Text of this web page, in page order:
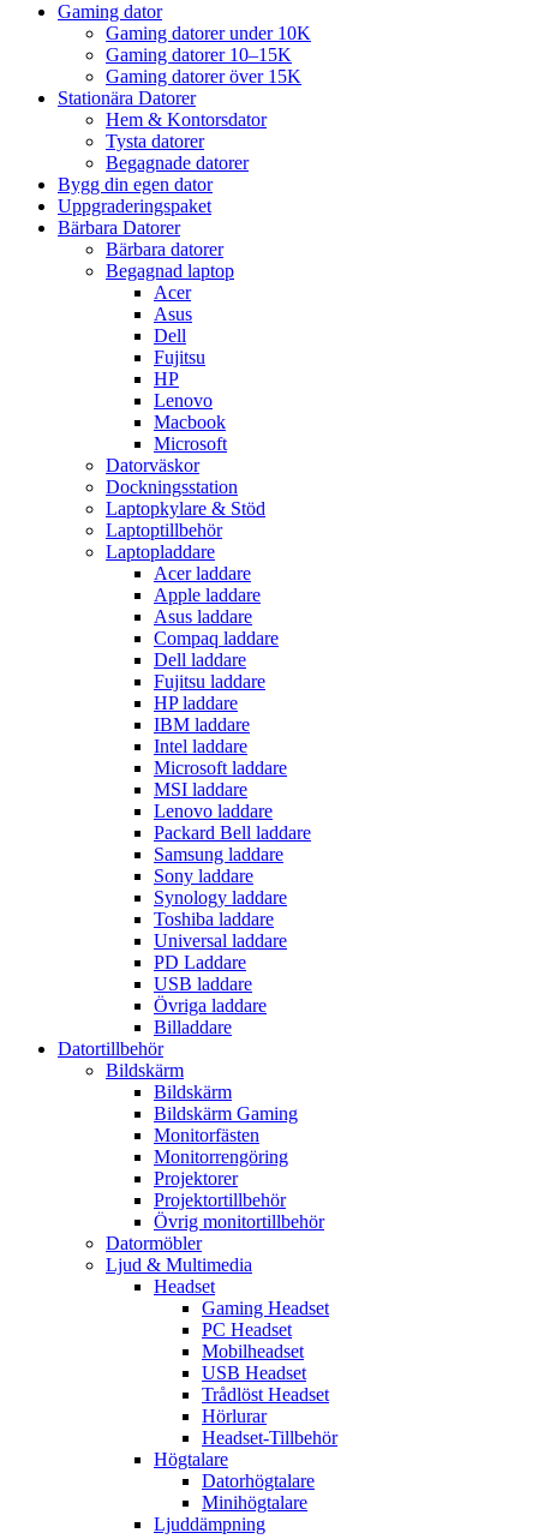
Gaming dator
Gaming datorer under 10K
Gaming datorer 10–15K
Gaming datorer över 15K
Stationära Datorer
Hem & Kontorsdator
Tysta datorer
Begagnade datorer
Bygg din egen dator
Uppgraderingspaket
Bärbara Datorer
Bärbara datorer
Begagnad laptop
Acer
Asus
Dell
Fujitsu
HP
Lenovo
Macbook
Microsoft
Datorväskor
Dockningsstation
Laptopkylare & Stöd
Laptoptillbehör
Laptopladdare
Acer laddare
Apple laddare
Asus laddare
Compaq laddare
Dell laddare
Fujitsu laddare
HP laddare
IBM laddare
Intel laddare
Microsoft laddare
MSI laddare
Lenovo laddare
Packard Bell laddare
Samsung laddare
Sony laddare
Synology laddare
Toshiba laddare
Universal laddare
PD Laddare
USB laddare
Övriga laddare
Billaddare
Datortillbehör
Bildskärm
Bildskärm
Bildskärm Gaming
Monitorfästen
Monitorrengöring
Projektorer
Projektortillbehör
Övrig monitortillbehör
Datormöbler
Ljud & Multimedia
Headset
Gaming Headset
PC Headset
Mobilheadset
USB Headset
Trådlöst Headset
Hörlurar
Headset-Tillbehör
Högtalare
Datorhögtalare
Minihögtalare
Ljuddämpning